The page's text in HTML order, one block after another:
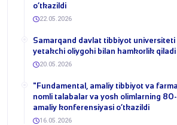
o‘tkazildi
22.05.2026
Samarqand davlat tibbiyot
yetakchi oliygohi bilan hamkorlik qiladi
20.05.2026
​"Fundamental, amaliy tibbiyot va
nomli talabalar va yosh olimlarning
amaliy konferensiyasi o‘tkazildi
16.05.2026